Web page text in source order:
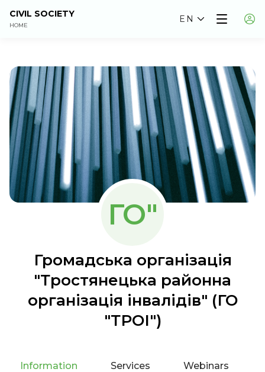
CIVIL SOCIETY
HOME
EN
ГО"
Громадська організація
"Тростянецька районна
організація інвалідів" (ГО
"ТРОІ")
Information Services Webinars